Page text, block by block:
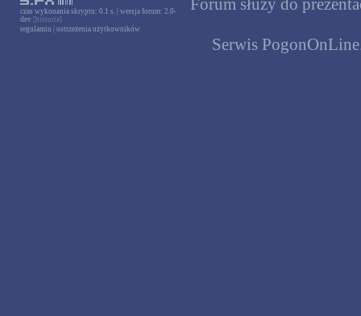
czas wykonania skryptu: 0.1 s. | wersja forum: 2.0-
dev [historia]
regulamin
ostrzeżenia użytkowników
Forum służy do
Serwis